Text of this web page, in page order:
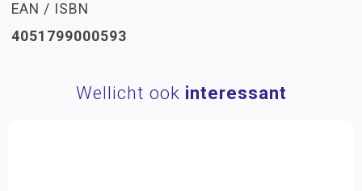
EAN / ISBN
4051799000593
Wellicht ook interessant